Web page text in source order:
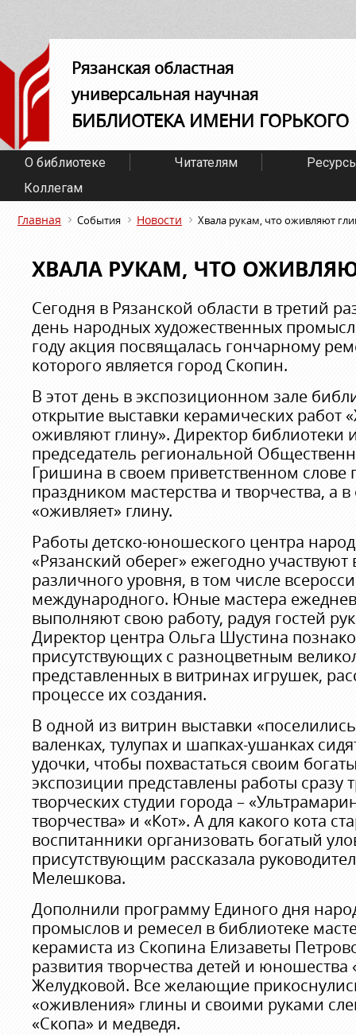
Рязанская областная
универсальная научная
БИБЛИОТЕКА ИМЕНИ ГОРЬКОГО
О библиотеке Читателям
Коллегам
Главная События Новости Хвала рукам, что оживляют
ХВАЛА РУКАМ, ЧТО
Сегодня в Рязанской области в третий
день народных художественных
году акция посвящалась гончарному
которого является город Скопин.
В этот день в экспозиционном зале
открытие выставки керамических работ
оживляют глину». Директор библиотеки
председатель региональной
Гришина в своем приветственном слове
праздником мастерства и творчества, а
«оживляет» глину.
Работы детско-юношеского центра
«Рязанский оберег» ежегодно
различного уровня, в том числе
международного. Юные мастера
выполняют свою работу, радуя гостей
Директор центра Ольга Шустина
присутствующих с разноцветным
представленных в витринах игрушек,
процессе их создания.
В одной из витрин выставки
валенках, тулупах и шапках-ушанках
удочки, чтобы похвастаться своим
экспозиции представлены работы сразу
творческих студии города –
творчества» и «Кот». А для какого кота
воспитанники организовать богатый
присутствующим рассказала
Мелешкова.
Дополнили программу Единого дня
промыслов и ремесел в библиотеке
керамиста из Скопина Елизаветы
развития творчества детей и юношества
Желудковой. Все желающие
«оживления» глины и своими руками
«Скопа» и медведя.